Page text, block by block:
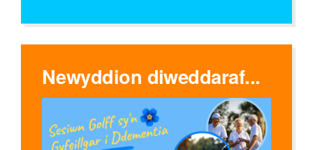
Newyddion diweddaraf...